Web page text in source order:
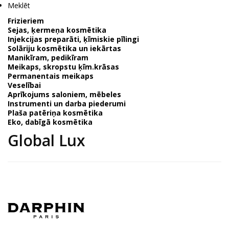
Meklēt
Frizieriem
Sejas, ķermeņa kosmētika
Injekcijas preparāti, ķīmiskie pīlingi
Solāriju kosmētika un iekārtas
Manikīram, pedikīram
Meikaps, skropstu ķīm.krāsas
Permanentais meikaps
Veselībai
Aprīkojums saloniem, mēbeles
Instrumenti un darba piederumi
Plaša patēriņa kosmētika
Eko, dabīgā kosmētika
Global Lux